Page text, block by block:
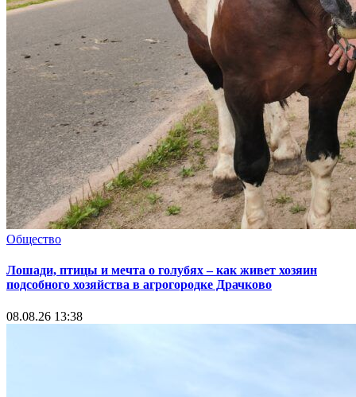
Общество
Лошади, птицы и мечта о голубях – как живет хозяин
подсобного хозяйства в агрогородке Драчково
08.08.26 13:38